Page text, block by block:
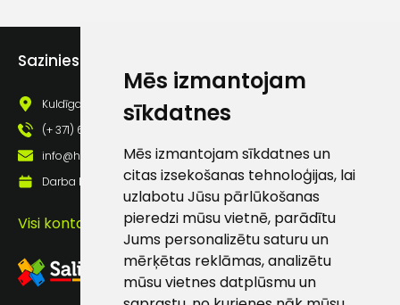
Mēs izmantojam
sīkdatnes
Mēs izmantojam sīkdatnes un
citas izsekošanas tehnoloģijas, lai
uzlabotu Jūsu pārlūkošanas
pieredzi mūsu vietnē, parādītu
Jums personalizētu saturu un
mērķētas reklāmas, analizētu
mūsu vietnes datplūsmu un
Sazinies ar mums
Kuldīgas iela 69a, Saldus, Saldus nov., LV - 3801
(+ 371) 63 881 186
info@hards.lv
Darba laiks: Darbadienās: 8:00 - 17:00
Visi kontakti